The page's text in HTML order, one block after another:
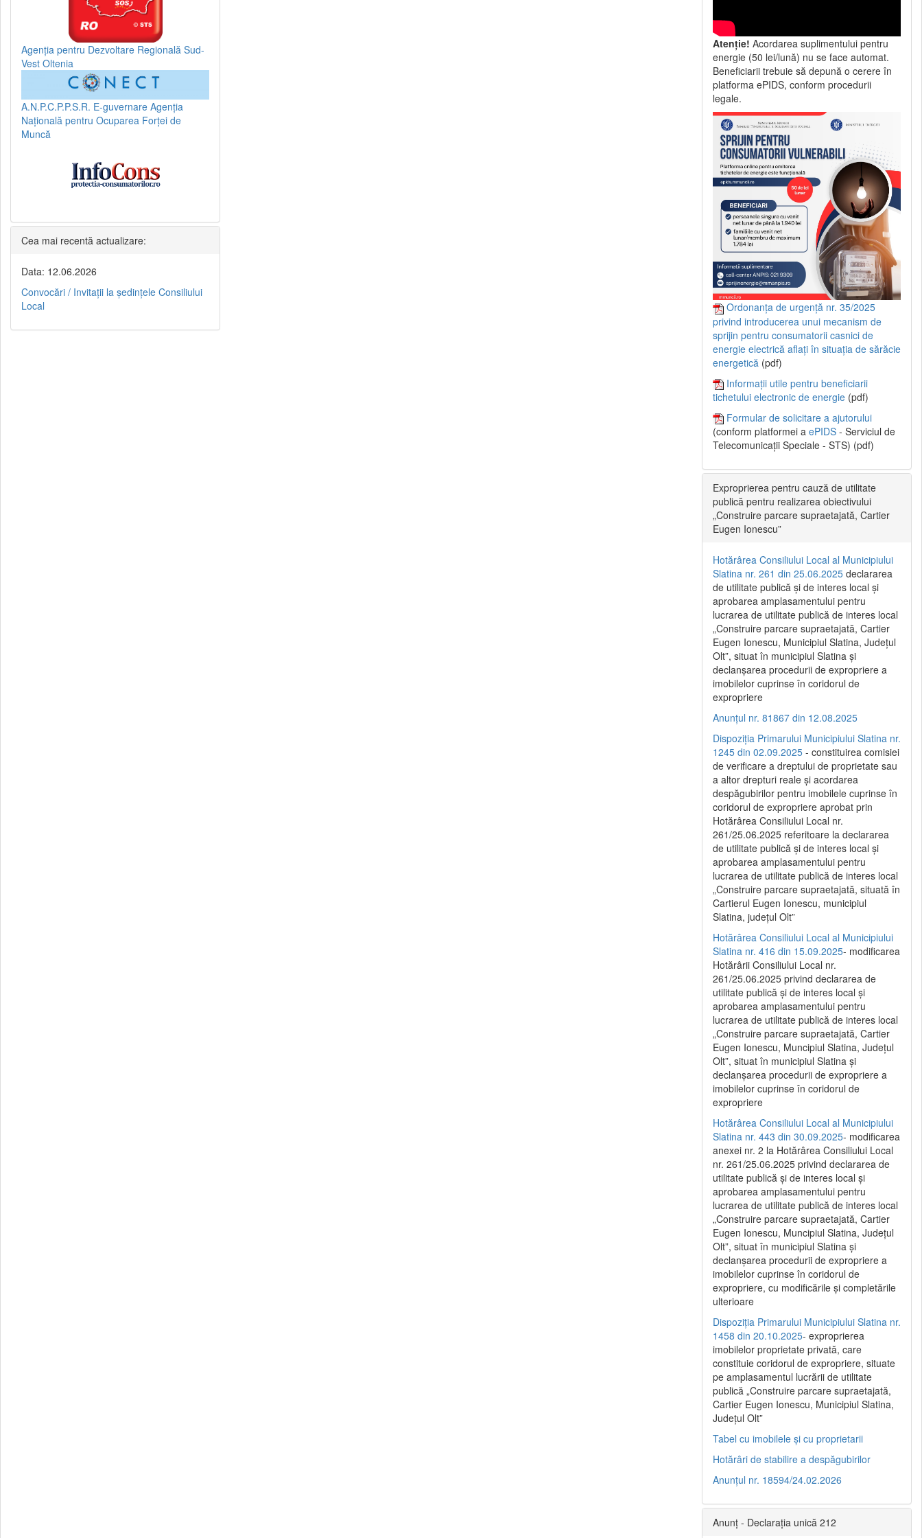
Agenția pentru Dezvoltare Regională Sud-
Vest Oltenia
A.N.P.C.P.P.S.R. E-guvernare Agenția
Națională pentru Ocuparea Forței de
Muncă
Cea mai recentă actualizare:
Data: 12.06.2026
Convocări / Invitaţii la şedinţele Consiliului
Local
Atenție! Acordarea suplimentului pentru
energie (50 lei/lună) nu se face automat.
Beneficiarii trebuie să depună o cerere în
platforma ePIDS, conform procedurii
legale.
Ordonanța de urgență nr. 35/2025
privind introducerea unui mecanism de
sprijin pentru consumatorii casnici de
energie electrică aflați în situația de sărăcie
energetică (pdf)
Informații utile pentru beneficiarii
tichetului electronic de energie (pdf)
Formular de solicitare a ajutorului
(conform platformei a ePIDS - Serviciul de
Telecomunicații Speciale - STS) (pdf)
Exproprierea pentru cauză de utilitate
publică pentru realizarea obiectivului
„Construire parcare supraetajată, Cartier
Eugen Ionescu”
Hotărârea Consiliului Local al Municipiului
Slatina nr. 261 din 25.06.2025 declararea
de utilitate publică și de interes local și
aprobarea amplasamentului pentru
lucrarea de utilitate publică de interes local
„Construire parcare supraetajată, Cartier
Eugen Ionescu, Municipiul Slatina, Județul
Olt”, situat în municipiul Slatina și
declanșarea procedurii de expropriere a
imobilelor cuprinse în coridorul de
expropriere
Anunțul nr. 81867 din 12.08.2025
Dispoziția Primarului Municipiului Slatina nr.
1245 din 02.09.2025 - constituirea comisiei
de verificare a dreptului de proprietate sau
a altor drepturi reale și acordarea
despăgubirilor pentru imobilele cuprinse în
coridorul de expropriere aprobat prin
Hotărârea Consiliului Local nr.
261/25.06.2025 referitoare la declararea
de utilitate publică și de interes local și
aprobarea amplasamentului pentru
lucrarea de utilitate publică de interes local
„Construire parcare supraetajată, situată în
Cartierul Eugen Ionescu, municipiul
Slatina, județul Olt”
Hotărârea Consiliului Local al Municipiului
Slatina nr. 416 din 15.09.2025- modificarea
Hotărârii Consiliului Local nr.
261/25.06.2025 privind declararea de
utilitate publică și de interes local și
aprobarea amplasamentului pentru
lucrarea de utilitate publică de interes local
„Construire parcare supraetajată, Cartier
Eugen Ionescu, Muncipiul Slatina, Județul
Olt”, situat în municipiul Slatina și
declanșarea procedurii de expropriere a
imobilelor cuprinse în coridorul de
expropriere
Hotărârea Consiliului Local al Municipiului
Slatina nr. 443 din 30.09.2025- modificarea
anexei nr. 2 la Hotărârea Consiliului Local
nr. 261/25.06.2025 privind declararea de
utilitate publică şi de interes local şi
aprobarea amplasamentului pentru
lucrarea de utilitate publică de interes local
„Construire parcare supraetajată, Cartier
Eugen Ionescu, Muncipiul Slatina, Judeţul
Olt”, situat în municipiul Slatina şi
declanşarea procedurii de expropriere a
imobilelor cuprinse în coridorul de
expropriere, cu modificările şi completările
ulterioare
Dispoziția Primarului Municipiului Slatina nr.
1458 din 20.10.2025- exproprierea
imobilelor proprietate privată, care
constituie coridorul de expropriere, situate
pe amplasamentul lucrării de utilitate
publică „Construire parcare supraetajată,
Cartier Eugen Ionescu, Municipiul Slatina,
Județul Olt”
Tabel cu imobilele și cu proprietarii
Hotărâri de stabilire a despăgubirilor
Anunțul nr. 18594/24.02.2026
Anunț - Declarația unică 212